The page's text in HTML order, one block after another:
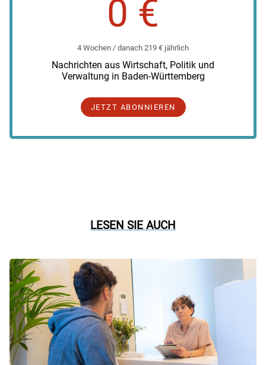
0 €
4 Wochen / danach 219 € jährlich
Nachrichten aus Wirtschaft, Politik und
Verwaltung in Baden-Württemberg
JETZT ABONNIEREN
LESEN SIE AUCH